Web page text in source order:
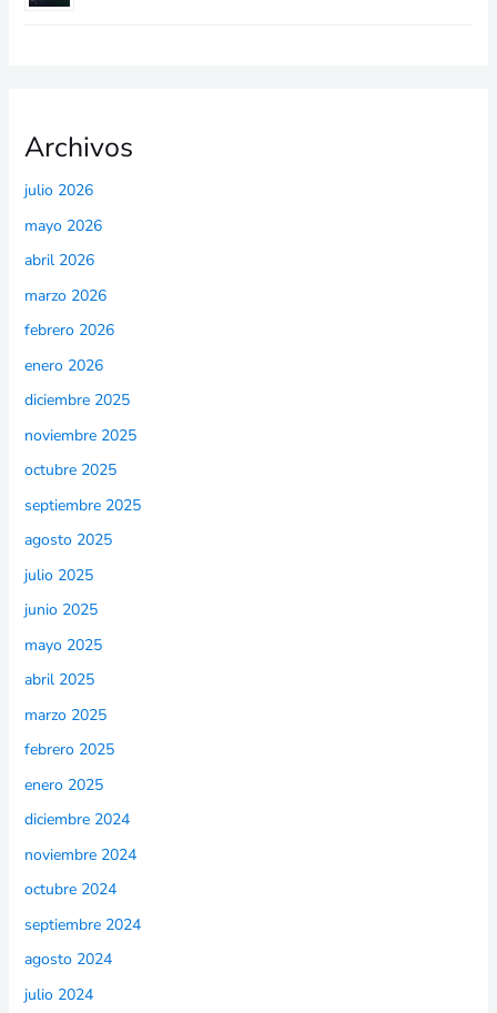
Archivos
julio 2026
mayo 2026
abril 2026
marzo 2026
febrero 2026
enero 2026
diciembre 2025
noviembre 2025
octubre 2025
septiembre 2025
agosto 2025
julio 2025
junio 2025
mayo 2025
abril 2025
marzo 2025
febrero 2025
enero 2025
diciembre 2024
noviembre 2024
octubre 2024
septiembre 2024
agosto 2024
julio 2024